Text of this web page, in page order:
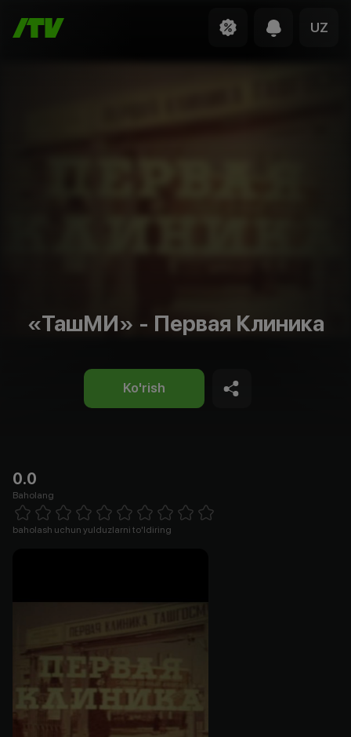
UZ
«ТашМИ» - Первая Клиника
Ko'rish
0.0
Baholang
1 Star 2 Stars 3 Stars 4 Stars5 Stars 6 Stars7 Stars8 Stars
baholash uchun yulduzlarni to'ldiring